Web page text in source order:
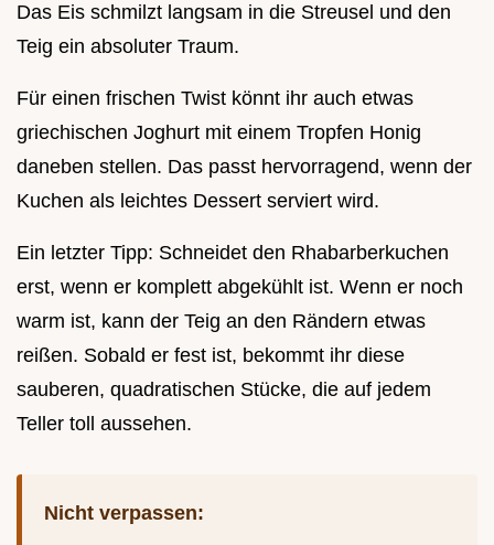
Das Eis schmilzt langsam in die Streusel und den
Teig ein absoluter Traum.
Für einen frischen Twist könnt ihr auch etwas
griechischen Joghurt mit einem Tropfen Honig
daneben stellen. Das passt hervorragend, wenn der
Kuchen als leichtes Dessert serviert wird.
Ein letzter Tipp: Schneidet den Rhabarberkuchen
erst, wenn er komplett abgekühlt ist. Wenn er noch
warm ist, kann der Teig an den Rändern etwas
reißen. Sobald er fest ist, bekommt ihr diese
sauberen, quadratischen Stücke, die auf jedem
Teller toll aussehen.
Nicht verpassen: